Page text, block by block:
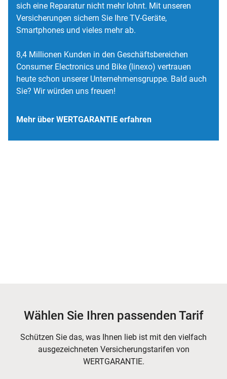
sich eine Reparatur nicht mehr lohnt. Mit unseren
Versicherungen sichern Sie Ihre TV-Geräte,
Smartphones und vieles mehr ab.
8,4 Millionen Kunden in den Geschäftsbereichen
Consumer Electronics und Bike (linexo) vertrauen
heute schon unserer Unternehmensgruppe. Bald auch
Sie? Wir würden uns freuen!
Mehr über WERTGARANTIE erfahren
Wählen Sie Ihren passenden Tarif
Schützen Sie das, was Ihnen lieb ist mit den vielfach
ausgezeichneten Versicherungstarifen von
WERTGARANTIE.